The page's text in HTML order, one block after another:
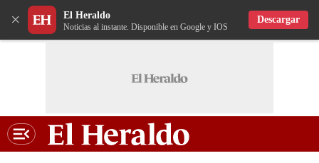
× El Heraldo
Noticias al instante. Disponible en Google y IOS
Descargar